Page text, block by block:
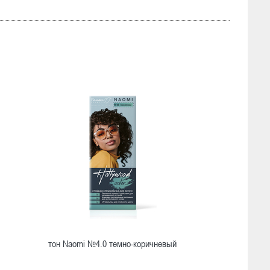
тон Naomi №4.0 темно-коричневый